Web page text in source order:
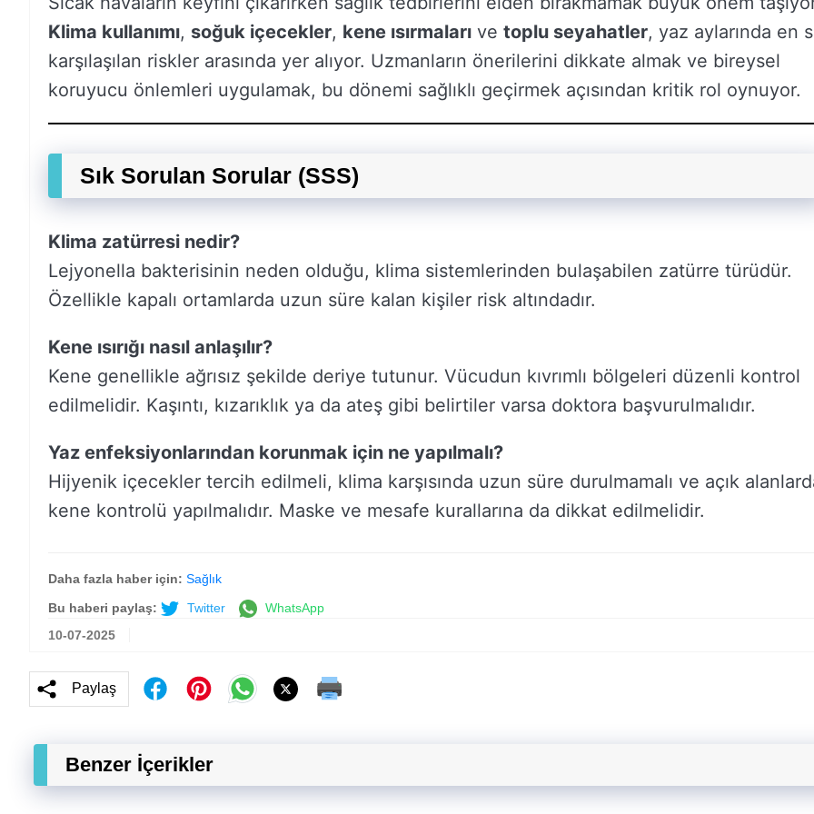
Klima kullanımı, soğuk içecekler, kene ısırmaları ve toplu seyahatler, yaz aylarında en
karşılaşılan riskler arasında yer alıyor. Uzmanların önerilerini dikkate almak ve bireysel
koruyucu önlemleri uygulamak, bu dönemi sağlıklı geçirmek açısından kritik rol oynuyor.
Sık Sorulan Sorular (SSS)
Klima zatürresi nedir?
Lejyonella bakterisinin neden olduğu, klima sistemlerinden bulaşabilen zatürre türüdür.
Özellikle kapalı ortamlarda uzun süre kalan kişiler risk altındadır.
Kene ısırığı nasıl anlaşılır?
Kene genellikle ağrısız şekilde deriye tutunur. Vücudun kıvrımlı bölgeleri düzenli kontrol
edilmelidir. Kaşıntı, kızarıklık ya da ateş gibi belirtiler varsa doktora başvurulmalıdır.
Yaz enfeksiyonlarından korunmak için ne yapılmalı?
Hijyenik içecekler tercih edilmeli, klima karşısında uzun süre durulmamalı ve açık
kene kontrolü yapılmalıdır. Maske ve mesafe kurallarına da dikkat edilmelidir.
Daha fazla haber için: Sağlık
Bu haberi paylaş:
Twitter
WhatsApp
10-07-2025
Paylaş
Benzer İçerikler